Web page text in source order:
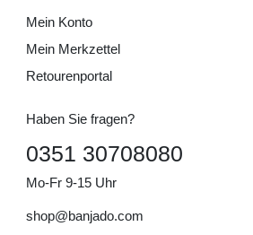
Mein Konto
Mein Merkzettel
Retourenportal
Haben Sie fragen?
0351 30708080
Mo-Fr 9-15 Uhr
shop@banjado.com